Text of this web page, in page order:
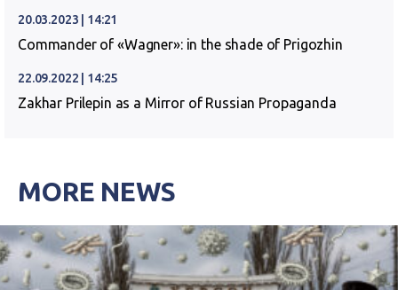
20.03.2023 | 14:21
Commander of «Wagner»: in the shade of Prigozhin
22.09.2022 | 14:25
Zakhar Prilepin as a Mirror of Russian Propaganda
MORE NEWS